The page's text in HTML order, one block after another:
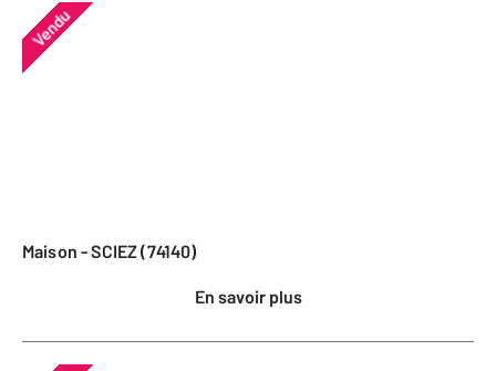
Vendu
Maison - SCIEZ (74140)
En savoir plus